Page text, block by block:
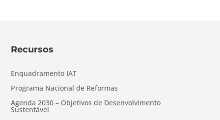
Recursos
Enquadramento IAT
Programa Nacional de Reformas
Agenda 2030 – Objetivos de Desenvolvimento
Sustentável